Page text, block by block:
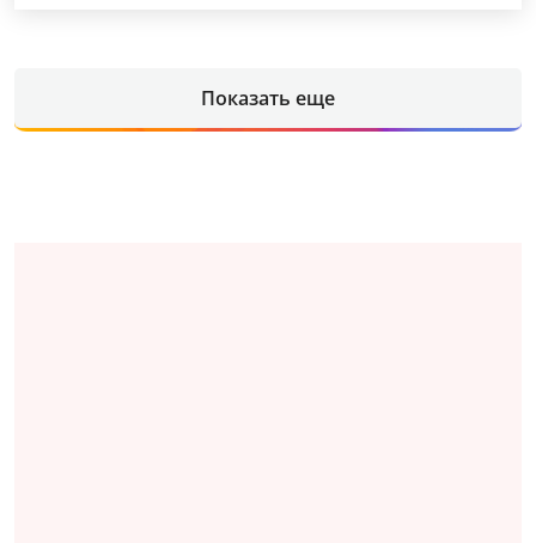
Показать еще